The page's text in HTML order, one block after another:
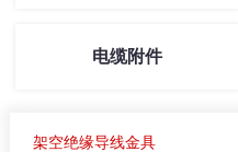
电缆附件
架空绝缘导线金具